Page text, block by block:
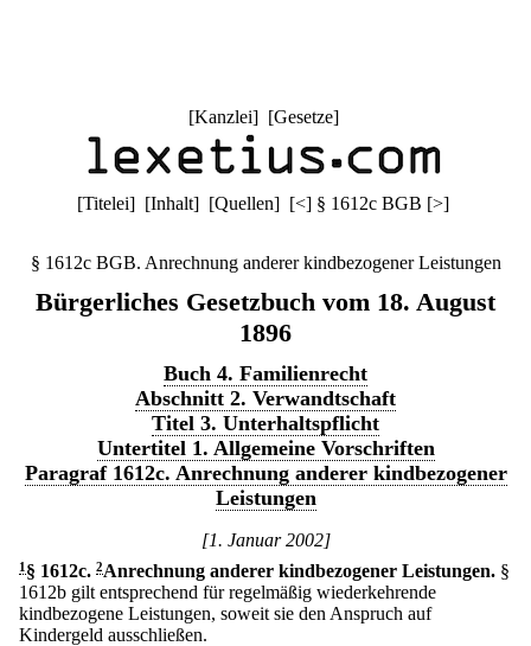
[Kanzlei] [Gesetze]
[Titelei] [Inhalt] [Quellen] [<] § 1612c BGB [>]
§ 1612c BGB. Anrechnung anderer kindbezogener Leistungen
Bürgerliches Gesetzbuch vom 18. August
1896
Buch 4. Familienrecht
Abschnitt 2. Verwandtschaft
Titel 3. Unterhaltspflicht
Untertitel 1. Allgemeine Vorschriften
Paragraf 1612c. Anrechnung anderer kindbezogener
Leistungen
[1. Januar 2002]
1 § 1612c. 2Anrechnung anderer kindbezogener Leistungen. §
1612b gilt entsprechend für regelmäßig wiederkehrende
kindbezogene Leistungen, soweit sie den Anspruch auf
Kindergeld ausschließen.